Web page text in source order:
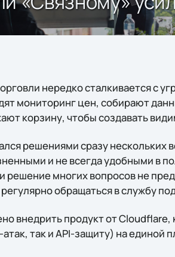
нередко сталкивается с
мониторинг цен, собирают
корзину, чтобы создавать
решениями сразу нескольких
и не всегда удобными в
решение многих вопросов не
обращаться в службу
внедрить продукт от
так и API-защиту) на единой